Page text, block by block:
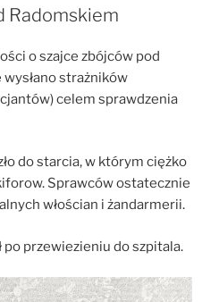
Radomskiem
o szajce zbójców pod
strażników
celem sprawdzenia
do starcia, w którym ciężko
Sprawców ostatecznie
włościan i żandarmerii.
przewiezieniu do szpitala.